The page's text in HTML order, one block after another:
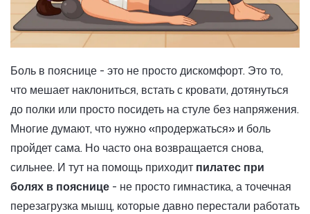
Боль в пояснице - это не просто дискомфорт. Это то,
что мешает наклониться, встать с кровати, дотянуться
до полки или просто посидеть на стуле без напряжения.
Многие думают, что нужно «продержаться» и боль
пройдет сама. Но часто она возвращается снова,
сильнее. И тут на помощь приходит пилатес при
болях в пояснице - не просто гимнастика, а точечная
перезагрузка мышц, которые давно перестали работать